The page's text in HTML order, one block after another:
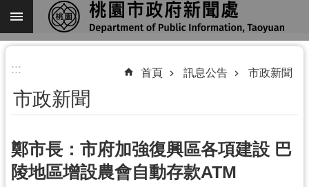
跳到主要內容區塊
進
搜
尋
關
::: 首頁 訊息公告 市政新聞
市政新聞
鄭市長：市府加強復興區各項建設 巴
陵地區增設農會自動存款ATM